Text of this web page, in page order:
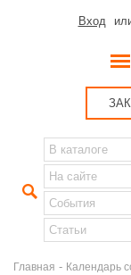
Вход
Главная - Календарь